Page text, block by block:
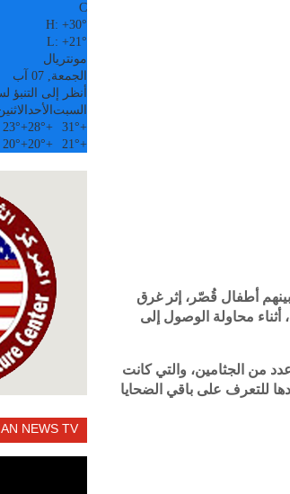
بعدما لقي 17 شابًا مصرعهم، بينهم أطفال قُصّر، إثر غرق
محاولة الوصول إلى
من الجثامين، والتي كانت
للتعرف على باقي الضحايا
C
H: +30°
L: +21°
مونتريال
الجمعة, 07 آب
أنظر إلى التنبؤ
السبت الأحد
+
31°
+
28°
+
23°
+
21°
+
20°
+
20°
NEWS TV